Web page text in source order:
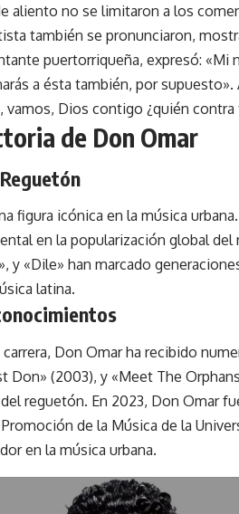
aliento no se limitaron a los
también se pronunciaron,
puertorriqueña, expresó:
a ésta también, por
vamos, Dios contigo ¿quién contra
de Don Omar
Reguetón
figura icónica en la música
en la popularización global
y «Dile» han marcado
latina.
Don Omar ha recibido
Don» (2003), y «Meet The
reguetón. En 2023, Don Omar
de la Música de la
en la música urbana.